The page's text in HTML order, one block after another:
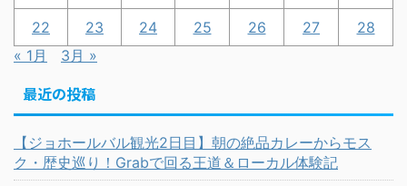
22 23 24 25 26 27
28
« 1月
3月 »
最近の投稿
【ジョホールバル観光2日目】朝の絶品カレーからモス
ク・歴史巡り！Grabで回る王道＆ローカル体験記